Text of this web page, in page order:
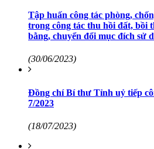
Tập huấn công tác phòng,
trong công tác thu hồi đất, bồi
bằng, chuyển đổi mục đích sử
(30/06/2023)
Đồng chí Bí thư Tỉnh uỷ tiếp
7/2023
(18/07/2023)